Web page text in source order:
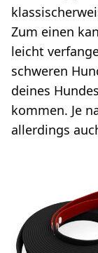
Zum einen
leicht
schweren
deines
kommen. Je
allerdings